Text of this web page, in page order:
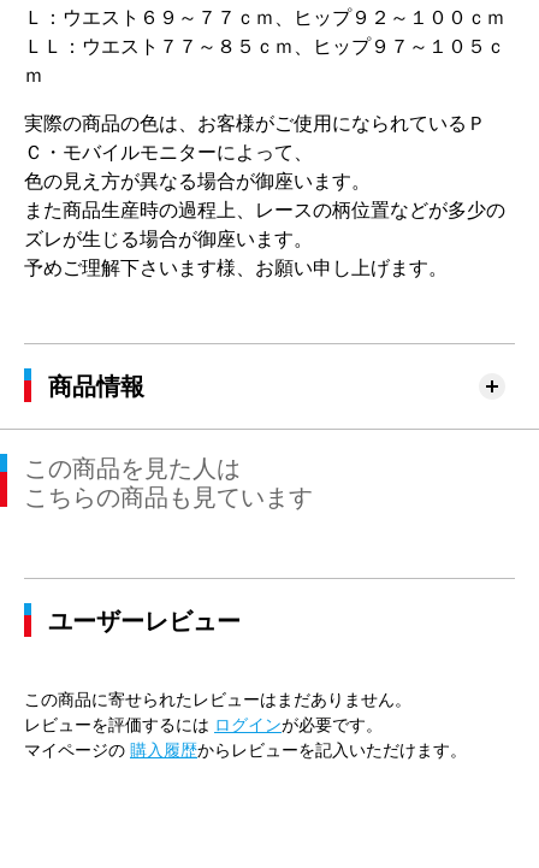
Ｌ：ウエスト６９～７７ｃｍ、ヒップ９２～１００ｃｍ
ＬＬ：ウエスト７７～８５ｃｍ、ヒップ９７～１０５ｃ
ｍ
実際の商品の色は、お客様がご使用になられているＰ
Ｃ・モバイルモニターによって、
色の見え方が異なる場合が御座います。
また商品生産時の過程上、レースの柄位置などが多少の
ズレが生じる場合が御座います。
予めご理解下さいます様、お願い申し上げます。
商品情報
この商品を見た人は
こちらの商品も見ています
ユーザーレビュー
この商品に寄せられたレビューはまだありません。
レビューを評価するには ログインが必要です。
マイページの 購入履歴からレビューを記入いただけます。